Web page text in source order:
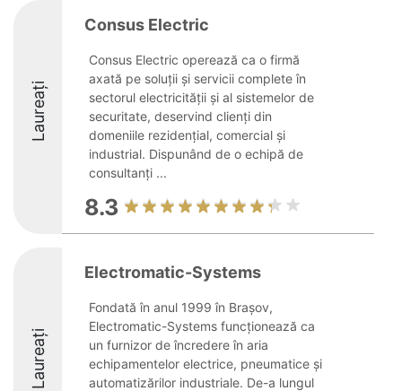
Laureați
Consus Electric
Consus Electric operează ca o firmă
axată pe soluții și servicii complete în
sectorul electricității și al sistemelor de
securitate, deservind clienți din
domeniile rezidențial, comercial și
industrial. Dispunând de o echipă de
consultanți ...
8.3
Laureați
Electromatic-Systems
Fondată în anul 1999 în Brașov,
Electromatic-Systems funcționează ca
un furnizor de încredere în aria
echipamentelor electrice, pneumatice și
automatizărilor industriale. De-a lungul